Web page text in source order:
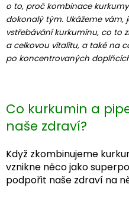
o to, proč kombinace
dokonalý tým. Ukážeme vám,
vstřebávání kurkuminu, co to
a celkovou vitalitu, a také na
po koncentrovaných
Co kurkumin a
naše zdraví?
Když zkombinujeme
vznikne něco jako
podpořit naše zdraví na